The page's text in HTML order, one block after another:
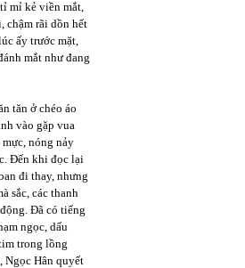
mỉ kẻ viền mắt,
chậm rãi dồn hết
ấy trước mặt,
mắt như đang
tăn ở chéo áo
vào gặp vua
nóng nảy
Đến khi đọc lại
đi thay, nhưng
sắc, các thanh
Đã có tiếng
ngọc, dấu
trong lồng
Ngọc Hân quyết